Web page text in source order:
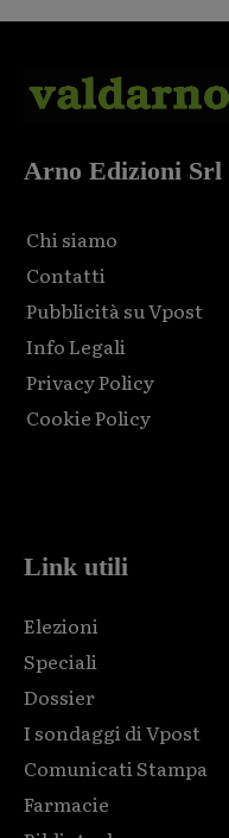
Arno Edizioni Srl
Chi siamo
Contatti
Pubblicità su Vpost
Info Legali
Privacy Policy
Cookie Policy
Link utili
Elezioni
Speciali
Dossier
I sondaggi di Vpost
Comunicati Stampa
Farmacie